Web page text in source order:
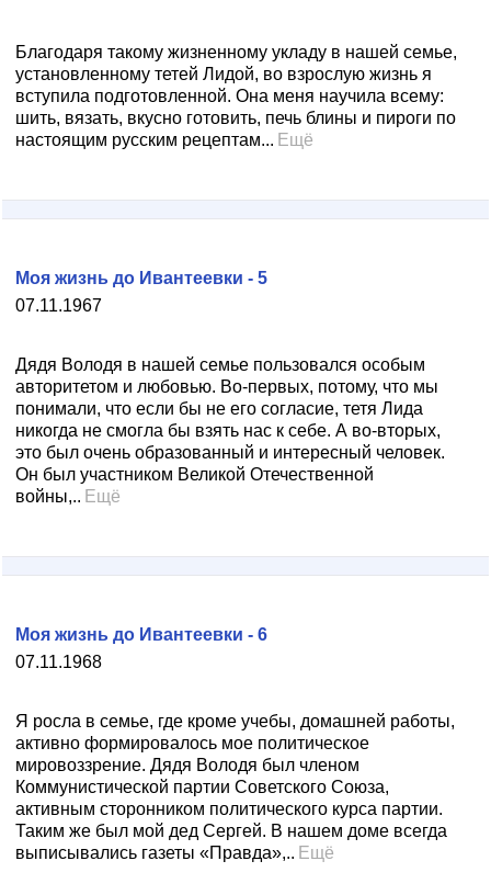
Благодаря такому жизненному укладу в нашей семье,
установленному тетей Лидой, во взрослую жизнь я
вступила подготовленной. Она меня научила всему:
шить, вязать, вкусно готовить, печь блины и пироги по
настоящим русским рецептам... Ещё
07.11.1967
Моя жизнь до Ивантеевки - 5
Дядя Володя в нашей семье пользовался особым
авторитетом и любовью. Во-первых, потому, что мы
понимали, что если бы не его согласие, тетя Лида
никогда не смогла бы взять нас к себе. А во-вторых,
это был очень образованный и интересный человек.
Он был участником Великой Отечественной
войны,.. Ещё
07.11.1968
Моя жизнь до Ивантеевки - 6
Я росла в семье, где кроме учебы, домашней работы,
активно формировалось мое политическое
мировоззрение. Дядя Володя был членом
Коммунистической партии Советского Союза,
активным сторонником политического курса партии.
Таким же был мой дед Сергей. В нашем доме всегда
выписывались газеты «Правда»,.. Ещё